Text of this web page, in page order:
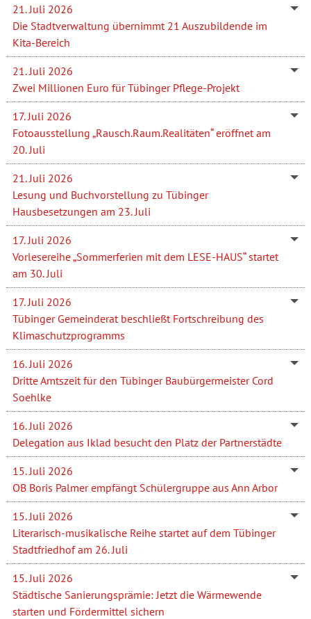
21. Juli 2026
Die Stadtverwaltung übernimmt 21 Auszubildende im
Kita-Bereich
21. Juli 2026
Zwei Millionen Euro für Tübinger Pflege-Projekt
17. Juli 2026
Fotoausstellung „Rausch.Raum.Realitäten“ eröffnet am
20. Juli
21. Juli 2026
Lesung und Buchvorstellung zu Tübinger
Hausbesetzungen am 23. Juli
17. Juli 2026
Vorlesereihe „Sommerferien mit dem LESE-HAUS“ startet
am 30. Juli
17. Juli 2026
Tübinger Gemeinderat beschließt Fortschreibung des
Klimaschutzprogramms
16. Juli 2026
Dritte Amtszeit für den Tübinger Baubürgermeister Cord
Soehlke
16. Juli 2026
Delegation aus Iklad besucht den Platz der Partnerstädte
15. Juli 2026
OB Boris Palmer empfängt Schülergruppe aus Ann Arbor
15. Juli 2026
Literarisch-musikalische Reihe startet auf dem Tübinger
Stadtfriedhof am 26. Juli
15. Juli 2026
Städtische Sanierungsprämie: Jetzt die Wärmewende
starten und Fördermittel sichern